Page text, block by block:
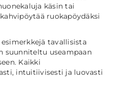
käsin tai
ruokapöydäksi
tavallisista
suunniteltu useampaan
Kaikki
intuitiivisesti ja luovasti